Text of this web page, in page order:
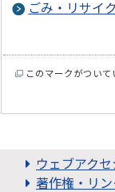
ごみ・リサイ
このマークがつい
ウェブアク
著作権・リ